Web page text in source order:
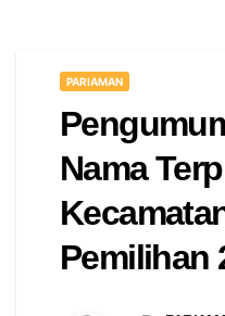
PARIAMAN
Nama
Pemilihan